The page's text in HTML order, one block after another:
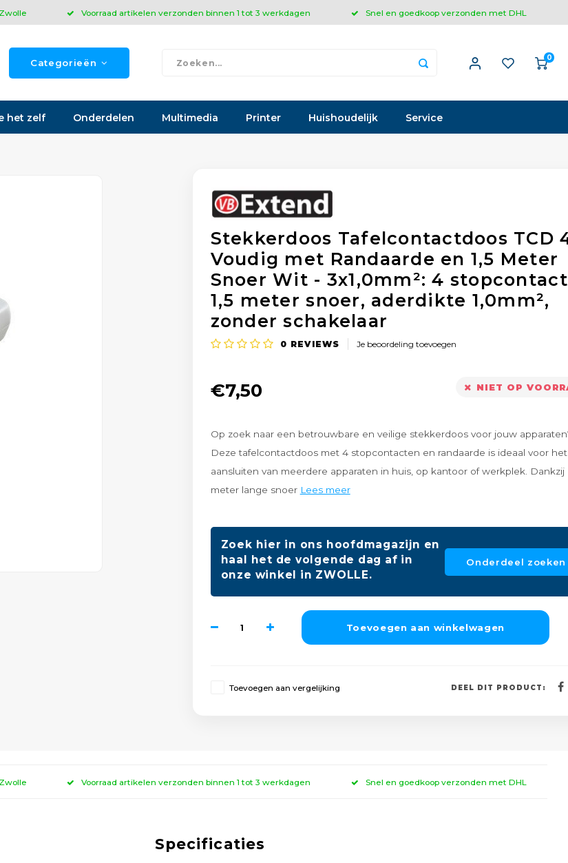
Voorraad artikelen verzonden binnen 1 tot 3 werkdagen Snel en goedkoop verzonden met DHL
Categorieën 0
het zelf Onderdelen Multimedia Printer Huishoudelijk Service
Stekkerdoos Tafelcontactdoos TCD
Voudig met Randaarde en 1,5 Meter
Snoer Wit - 3x1,0mm²: 4
1,5 meter snoer, aderdikte 1,0mm²,
zonder schakelaar
0 REVIEWS Je beoordeling toevoegen
€7,50 NIET OP
Op zoek naar een betrouwbare en veilige stekkerdoos voor jouw
Deze tafelcontactdoos met 4 stopcontacten en randaarde is ideaal voor het
aansluiten van meerdere apparaten in huis, op kantoor of werkplek. Dankzij
meter lange snoer Lees meer
Zoek hier in ons hoofdmagazijn en
haal het de volgende dag af in
onze winkel in ZWOLLE.
Onderdeel zoeken
Toevoegen aan winkelwagen
Toevoegen aan vergelijking DEEL DIT PRODUCT:
Voorraad artikelen verzonden binnen 1 tot 3 werkdagen Snel en goedkoop verzonden met DHL
Specificaties